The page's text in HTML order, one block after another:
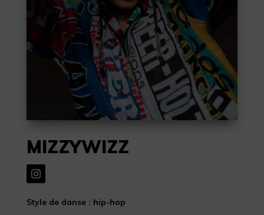
MIZZYWIZZ
Style de danse : hip-hop